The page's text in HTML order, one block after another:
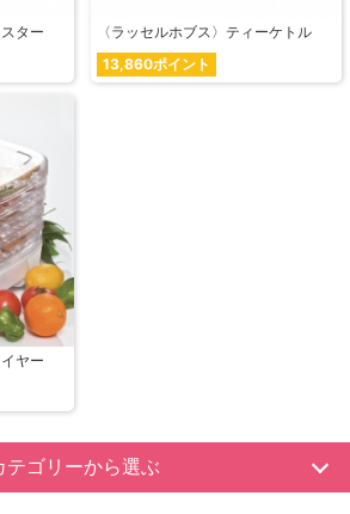
ター
〈ラッセルホブス〉ティーケトル
13,860ポイント
ヤー
テゴリーから選ぶ